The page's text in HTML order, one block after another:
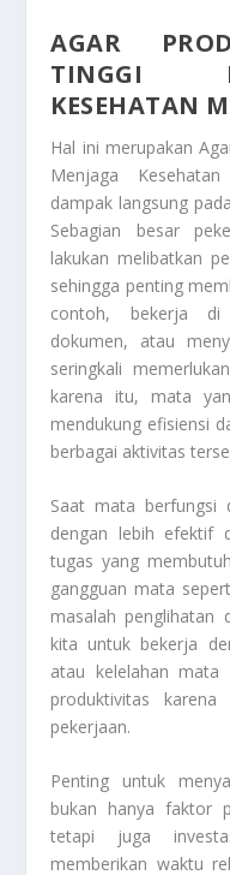
AGAR
TINGGI
KESEHATAN
Hal ini merupakan
Menjaga
dampak langsung
Sebagian besar
lakukan melibatkan
sehingga penting
contoh, bekerja di
dokumen, atau
seringkali
karena itu, mata
mendukung efisiensi
berbagai aktivitas
Saat mata berfungsi
dengan lebih efektif
tugas yang
gangguan mata
masalah penglihatan
kita untuk bekerja
atau kelelahan mata
produktivitas
pekerjaan.
Penting untuk
bukan hanya faktor
tetapi juga
memberikan waktu